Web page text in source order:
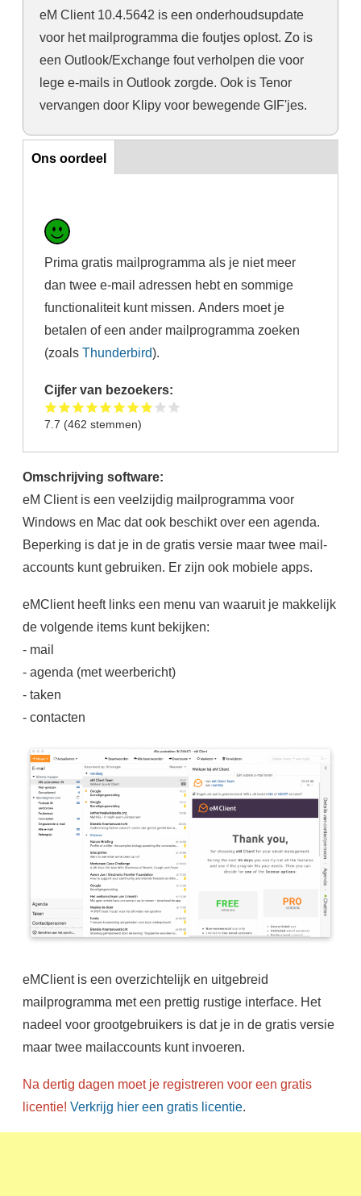
eM Client 10.4.5642 is een onderhoudsupdate
voor het mailprogramma die foutjes oplost. Zo is
een Outlook/Exchange fout verholpen die voor
lege e-mails in Outlook zorgde. Ook is Tenor
vervangen door Klipy voor bewegende GIF'jes.
Ons oordeel
Ons oordeel
Prima gratis mailprogramma als je niet meer
dan twee e-mail adressen hebt en sommige
functionaliteit kunt missen. Anders moet je
betalen of een ander mailprogramma zoeken
(zoalsThunderbird).
Cijfer van bezoekers:
7.7 (462 stemmen)
Omschrijving software:
eM Client is een veelzijdig mailprogramma voor
Windows en Mac dat ook beschikt over een agenda.
Beperking is dat je in de gratis versie maar twee mail-
accounts kunt gebruiken. Er zijn ook mobiele apps.
eMClient heeft links een menu van waaruit je makkelijk
de volgende items kunt bekijken:
- mail
- agenda (met weerbericht)
- taken
- contacten
eMClient is een overzichtelijk en uitgebreid
mailprogramma met een prettig rustige interface. Het
nadeel voor grootgebruikers is dat je in de gratis versie
maar twee mailaccounts kunt invoeren.
Na dertig dagen moet je registreren voor een gratis
licentie! Verkrijg hier een gratis licentie.